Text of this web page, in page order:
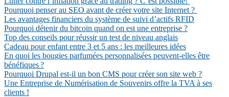
Pourquoi penser au SEO avant de créer votre site Internet ?
Les avantages financiers du système de suivi d’actifs RFID
Pourquoi détenir du bitcoin quand on est une entreprise ?
Top des conseils pour réussir un test de niveau anglais
Cadeau pour enfant entre 3 et 5 ans : les meilleures idées
En quoi les bougies parfumées personnalisées peuvent-elles être
bénéfiques ?
Pourquoi Drupal est-il un bon CMS pour créer son site web ?
Une Entreprise de Numérisation de Souvenirs offre la TVA à ses
clients !